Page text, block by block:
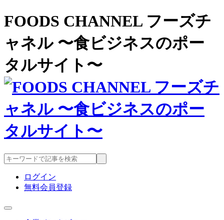
FOODS CHANNEL フーズチ
ャネル 〜食ビジネスのポー
タルサイト〜
ログイン
無料会員登録